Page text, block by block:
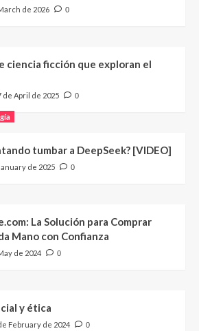
de 2026 0
ciencia ficción que exploran el
de April de 2025 0
tumbar a DeepSeek? [VIDEO]
de 2025 0
La Solución para Comprar
Mano con Confianza
de 2024 0
y ética
February de 2024 0